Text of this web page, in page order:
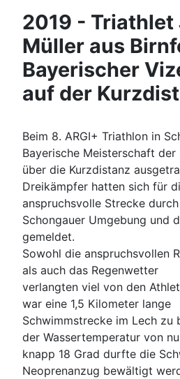
2019 - Triathlet
Müller aus
Bayerischer
auf der
Beim 8. ARGI+ Triathlon in
Bayerische Meisterschaft der
über die Kurzdistanz
Dreikämpfer hatten sich für
anspruchsvolle Strecke
Schongauer Umgebung und
gemeldet.
Sowohl die anspruchsvollen
als auch das Regenwetter
verlangten viel von den
war eine 1,5 Kilometer lange
Schwimmstrecke im Lech zu
der Wassertemperatur von
knapp 18 Grad durfte die
Neoprenanzug bewältigt